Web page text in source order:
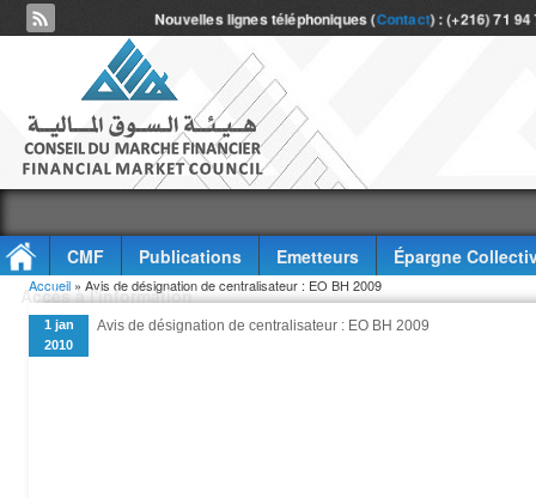
Nouvelles lignes téléphoniques (Contact) : (+216) 71
CMF Publications Emetteurs
Épargne
Accès à l'information
Vous êtes ici
Accueil » Avis de désignation de centralisateur : EO BH 2009
1 jan
2010
Avis de désignation de centralisateur : EO BH 2009